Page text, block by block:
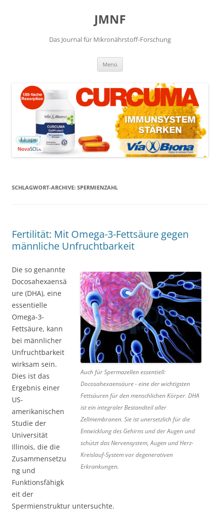
JMNF
Das Journal für Mikronährstoff-Forschung
Menü
SCHLAGWORT-ARCHIVE: SPERMIENZAHL
Fertilität: Mit Omega-3-Fettsäure gegen
männliche Unfruchtbarkeit
Auch für Spermazellen essentiell:
Docosahexaensäure - eine der wichtigsten
Fettsäuren für den menschlichen Körper. DHA
ist ein integraler Bestandteil aller
Zellmembranen. Sie ist unersetzlich für die
Entwicklung des Gehirns und der Augen und
schützt das Nervensystem, Augen und Herz-
Kreislauf-System vor degenerativen
Erkrankungen.
Die so genannte
Docosahexaensä
ure (DHA), eine
essentielle
Omega-3-
Fettsäure, kann
bei männlicher
Unfruchtbarkeit
wirksam sein.
Dies ist das
Ergebnis einer
US-
amerikanischen
Studie der
Universität
Illinois, die die
Zusammensetzu
ng und
Funktionsfähigk
eit der
Spermienstruktur untersuchte.